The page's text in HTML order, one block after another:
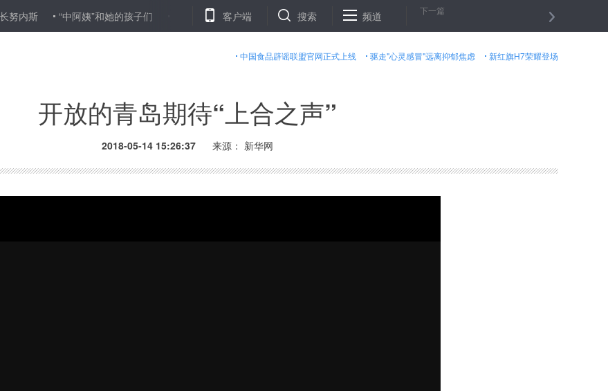
“中阿姨”和她的孩子们 新华国际时评：让传统美德照亮我们的家与国 工信部与安徽省签署协议 “加码”支持智能语音产业
客户端 搜索 频道 下一篇
中国食品辟谣联盟官网正式上线 驱走"心灵感冒"远离抑郁焦虑 新红旗H7荣耀登场
开放的青岛期待“上合之声”
2018-05-14 15:26:37 来源： 新华网